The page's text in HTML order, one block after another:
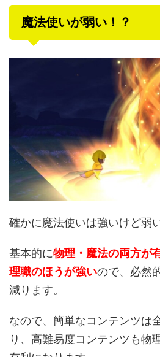
魔法使いが弱い！？
確かに魔法使いは強いけど弱
基本的に物理・魔法の両方が
理職のほうが強いので、必然
減ります。
なので、簡単なコンテンツは
り、高難易度コンテンツも物